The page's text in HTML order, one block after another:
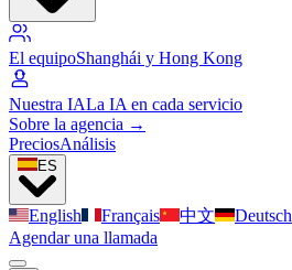
El equipoShanghái y Hong Kong
Nuestra IALa IA en cada servicio
Sobre la agencia →
PreciosAnálisis
ES
English Français 中文
Deutsch
Agendar una llamada